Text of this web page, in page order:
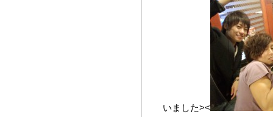
いました><